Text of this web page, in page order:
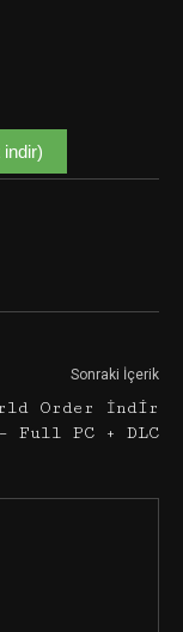
Sonraki İçerik
Order İndir
– Full PC + DLC